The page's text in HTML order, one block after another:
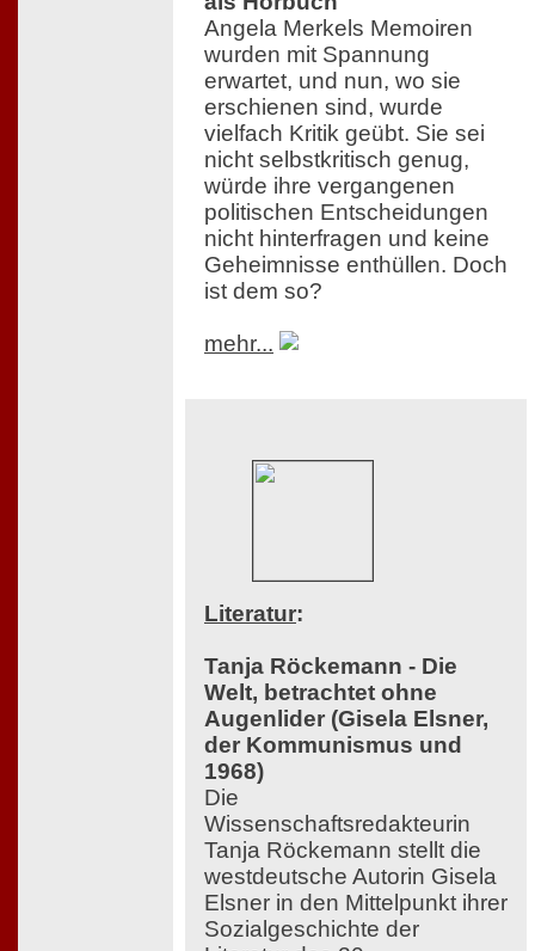
Angela Merkels Memoiren
wurden mit Spannung
erwartet, und nun, wo sie
erschienen sind, wurde
vielfach Kritik geübt. Sie sei
nicht selbstkritisch genug,
würde ihre vergangenen
politischen Entscheidungen
nicht hinterfragen und keine
Geheimnisse enthüllen. Doch
ist dem so?
mehr...
Literatur:
Tanja Röckemann - Die
Welt, betrachtet ohne
Augenlider (Gisela Elsner,
der Kommunismus und
1968)
Die
Wissenschaftsredakteurin
Tanja Röckemann stellt die
westdeutsche Autorin Gisela
Elsner in den Mittelpunkt ihrer
Sozialgeschichte der